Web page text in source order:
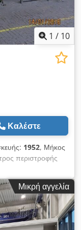
1 / 10
Καλέστε
1952, Μήκος
περιστροφής
λείανσης
mm Βάρος
22 kW
275 mm Τσοκ
400/500
τεμαχίου 20-40
Μικρή αγγελία